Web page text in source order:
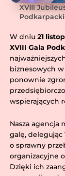
XVIII
W dniu 21
XVIII Gala
biznesowych
ponownie
wspierających
Nasza agencja
galę, delegując
o sprawny
organizacyjne
Dzięki ich